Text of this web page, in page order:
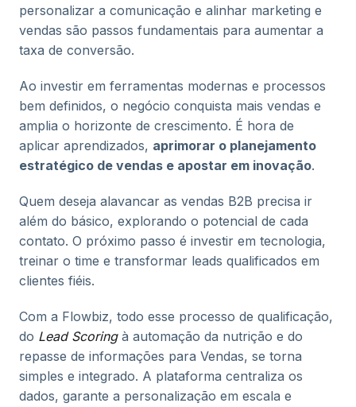
personalizar a comunicação e alinhar marketing e
vendas são passos fundamentais para aumentar a
taxa de conversão.
Ao investir em ferramentas modernas e processos
bem definidos, o negócio conquista mais vendas e
amplia o horizonte de crescimento. É hora de
aplicar aprendizados, aprimorar o planejamento
estratégico de vendas e apostar em inovação.
Quem deseja alavancar as vendas B2B precisa ir
além do básico, explorando o potencial de cada
contato. O próximo passo é investir em tecnologia,
treinar o time e transformar leads qualificados em
clientes fiéis.
Com a Flowbiz, todo esse processo de qualificação,
do Lead Scoringà automação da nutrição e do
repasse de informações para Vendas, se torna
simples e integrado. A plataforma centraliza os
dados, garante a personalização em escala e